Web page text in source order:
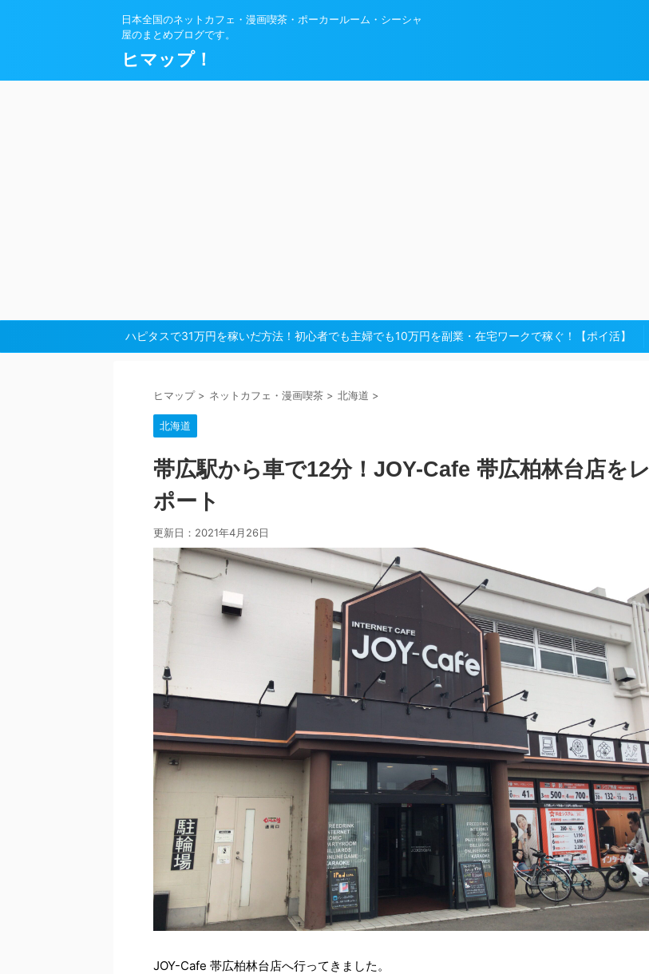
日本全国のネットカフェ・漫画喫茶・ポーカールーム・シーシャ
屋のまとめブログです。
ヒマップ！
ハピタスで31万円を稼いだ方法！初心者でも主婦でも10万円を副業・在宅ワークで稼ぐ！【ポイ活】
ヒマップ> ネットカフェ・漫画喫茶 > 北海道 >
北海道
帯広駅から車で12分！JOY-Cafe 帯広柏林台店をレ
ポート
更新日： 2021年4月26日
JOY-Cafe 帯広柏林台店へ行ってきました。